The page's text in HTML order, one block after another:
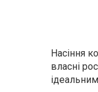
Насіння
власні